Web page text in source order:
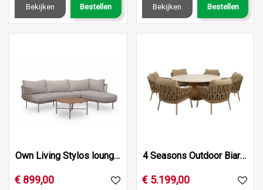
Bekijken Bestellen Bekijken Bestellen
Own Living Stylos lounge set , Sahara dust, Frame ALU Pearl
€ 899,00
4 Seasons Outdoor Biarritz low dining set – 5 stoelen + Col…
€ 5.199,00